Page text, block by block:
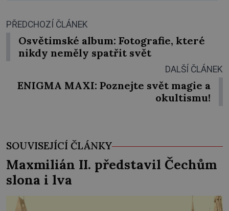
PŘEDCHOZÍ ČLÁNEK
Osvětimské album: Fotografie, které
nikdy neměly spatřit svět
DALŠÍ ČLÁNEK
ENIGMA MAXI: Poznejte svět magie a
okultismu!
SOUVISEJÍCÍ ČLÁNKY
Maxmilián II. představil Čechům
slona i lva